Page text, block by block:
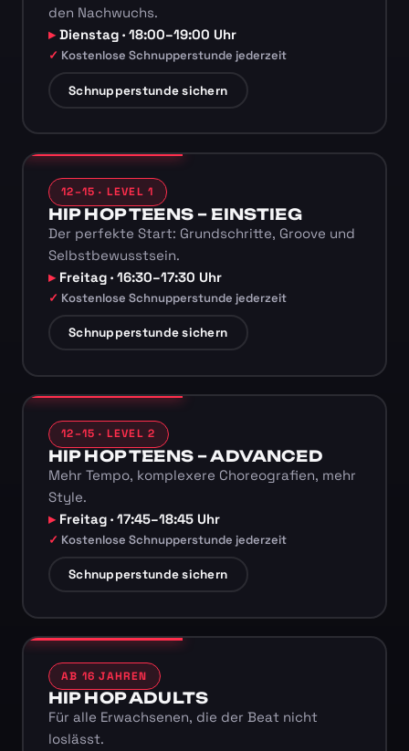
den Nachwuchs.
Dienstag · 18:00–19:00 Uhr
Kostenlose Schnupperstunde jederzeit
Schnupperstunde sichern
12–15 · LEVEL 1
HIP HOP TEENS – EINSTIEG
Der perfekte Start: Grundschritte, Groove und
Selbstbewusstsein.
Freitag · 16:30–17:30 Uhr
Kostenlose Schnupperstunde jederzeit
Schnupperstunde sichern
12–15 · LEVEL 2
HIP HOP TEENS – ADVANCED
Mehr Tempo, komplexere Choreografien, mehr
Style.
Freitag · 17:45–18:45 Uhr
Kostenlose Schnupperstunde jederzeit
Schnupperstunde sichern
AB 16 JAHREN
HIP HOP ADULTS
Für alle Erwachsenen, die der Beat nicht
loslässt.